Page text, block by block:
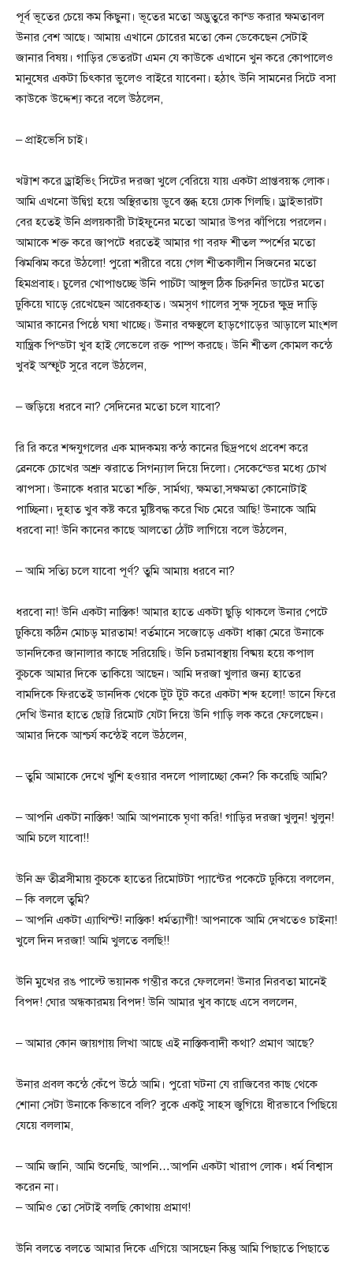
পূর্ব ভূতের চেয়ে কম কিছুনা। ভূতের মতো অদ্ভুতুরে কান্ড করার ক্ষমতাবল
উনার বেশ আছে। আমায় এখানে চোরের মতো কেন ডেকেছেন সেটাই
জানার বিষয়। গাড়ির ভেতরটা এমন যে কাউকে এখানে খুন করে কোপালেও
মানুষের একটা চিৎকার ভুলেও বাইরে যাবেনা। হঠাৎ উনি সামনের সিটে বসা
কাউকে উদ্দেশ্য করে বলে উঠলেন,
– প্রাইভেসি চাই।
খট্টাশ করে ড্রাইভিং সিটের দরজা খুলে বেরিয়ে যায় একটা প্রাপ্তবয়স্ক লোক।
আমি এখনো উদ্বিগ্ন হয়ে অস্থিরতায় ডুবে স্তব্ধ হয়ে ঢোক গিলছি। ড্রাইভারটা
বের হতেই উনি প্রলয়কারী টাইফুনের মতো আমার উপর ঝাঁপিয়ে পরলেন।
আমাকে শক্ত করে জাপটে ধরতেই আমার গা বরফ শীতল স্পর্শের মতো
ঝিমঝিম করে উঠলো! পুরো শরীরে বয়ে গেল শীতকালীন সিজনের মতো
হিমপ্রবাহ। চুলের খোপাগুচ্ছে উনি পাচঁটা আঙ্গুল ঠিক চিরুনির ডাটের মতো
ঢুকিয়ে ঘাড়ে রেখেছেন আরেকহাত। অমসৃণ গালের সুক্ষ সূচের ক্ষুদ্র দাড়ি
আমার কানের পিষ্ঠে ঘষা খাচ্ছে। উনার বক্ষস্থলে হাড়গোড়ের আড়ালে মাংশল
যান্ত্রিক পিন্ডটা খুব হাই লেভেলে রক্ত পাম্প করছে। উনি শীতল কোমল কন্ঠে
খুবই অস্ফুট সুরে বলে উঠলেন,
– জড়িয়ে ধরবে না? সেদিনের মতো চলে যাবো?
রি রি করে শব্দযুগলের এক মাদকময় কন্ঠ কানের ছিদ্রপথে প্রবেশ করে
ব্রেনকে চোখের অশ্রু ঝরাতে সিগন্যাল দিয়ে দিলো। সেকেন্ডের মধ্যে চোখ
ঝাপসা। উনাকে ধরার মতো শক্তি, সার্মথ্য, ক্ষমতা,সক্ষমতা কোনোটাই
পাচ্ছিনা। দুহাত খুব কষ্ট করে মুষ্টিবদ্ধ করে খিচ মেরে আছি! উনাকে আমি
ধরবো না! উনি কানের কাছে আলতো ঠোঁট লাগিয়ে বলে উঠলেন,
– আমি সত্যি চলে যাবো পূর্ণ? তুমি আমায় ধরবে না?
ধরবো না! উনি একটা নাস্তিক! আমার হাতে একটা ছুড়ি থাকলে উনার পেটে
ঢুকিয়ে কঠিন মোচড় মারতাম! বর্তমানে সজোড়ে একটা ধাক্কা মেরে উনাকে
ডানদিকের জানালার কাছে সরিয়েছি। উনি চরমাবস্থায় বিষ্ময় হয়ে কপাল
কুচকে আমার দিকে তাকিয়ে আছেন। আমি দরজা খুলার জন্য হাতের
বামদিকে ফিরতেই ডানদিক থেকে টুট টুট করে একটা শব্দ হলো! ডানে ফিরে
দেখি উনার হাতে ছোট্ট রিমোট যেটা দিয়ে উনি গাড়ি লক করে ফেলেছেন।
আমার দিকে আশ্চর্য কন্ঠেই বলে উঠলেন,
– তুমি আমাকে দেখে খুশি হওয়ার বদলে পালাচ্ছো কেন? কি করেছি আমি?
– আপনি একটা নাস্তিক! আমি আপনাকে ঘৃণা করি! গাড়ির দরজা খুলুন! খুলুন!
আমি চলে যাবো!!
উনি ভ্রু তীব্রসীমায় কুচকে হাতের রিমোটটা প্যান্টের পকেটে ঢুকিয়ে বললেন,
– কি বললে তুমি?
– আপনি একটা এ্যাথিস্ট! নাস্তিক! ধর্মত্যাগী! আপনাকে আমি দেখতেও চাইনা!
খুলে দিন দরজা! আমি খুলতে বলছি!!
উনি মুখের রঙ পাল্টে ভয়ানক গম্ভীর করে ফেললেন! উনার নিরবতা মানেই
বিপদ! ঘোর অন্ধকারময় বিপদ! উনি আমার খুব কাছে এসে বললেন,
– আমার কোন জায়গায় লিখা আছে এই নাস্তিকবাদী কথা? প্রমাণ আছে?
উনার প্রবল কন্ঠে কেঁপে উঠে আমি। পুরো ঘটনা যে রাজিবের কাছ থেকে
শোনা সেটা উনাকে কিভাবে বলি? বুকে একটু সাহস জুগিয়ে ধীরভাবে পিছিয়ে
যেয়ে বললাম,
– আমি জানি, আমি শুনেছি, আপনি…আপনি একটা খারাপ লোক। ধর্ম বিশ্বাস
করেন না।
– আমিও তো সেটাই বলছি কোথায় প্রমাণ!
উনি বলতে বলতে আমার দিকে এগিয়ে আসছেন কিন্তু আমি পিছাতে পিছাতে